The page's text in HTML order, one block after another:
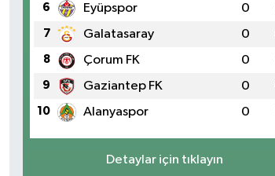
6 Eyüpspor 0
7 Galatasaray 0
8 Çorum FK 0
9 Gaziantep FK 0
10 Alanyaspor 0
Detaylar için tıklayın